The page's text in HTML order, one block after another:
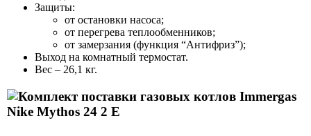
Защиты:
от остановки насоса;
от перегрева теплообменников;
от замерзания (функция “Антифриз”);
Выход на комнатный термостат.
Вес – 26,1 кг.